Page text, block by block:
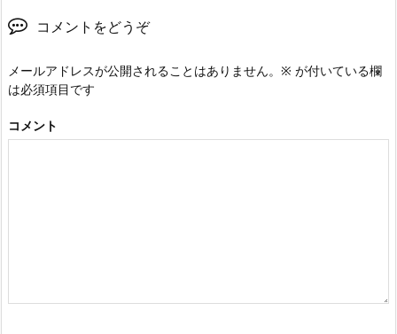
コメントをどうぞ
メールアドレスが公開されることはありません。 ※ が付いている欄
は必須項目です
コメント